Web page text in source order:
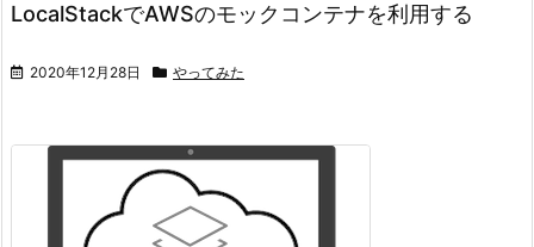
LocalStackでAWSのモックコンテナを利用する
2020年12月28日 やってみた